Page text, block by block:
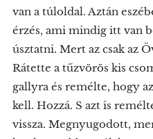
van a túloldal. Aztán
érzés, ami mindig itt van
úsztatni. Mert az csak az
Rátette a tűzvörös kis
gallyra és remélte, hogy
kell. Hozzá. S azt is
vissza. Megnyugodott,